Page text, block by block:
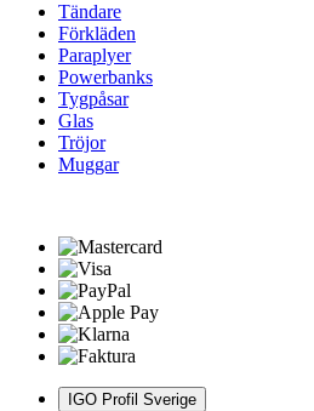
Tändare
Förkläden
Paraplyer
Powerbanks
Tygpåsar
Glas
Tröjor
Muggar
IGO Profil Sverige